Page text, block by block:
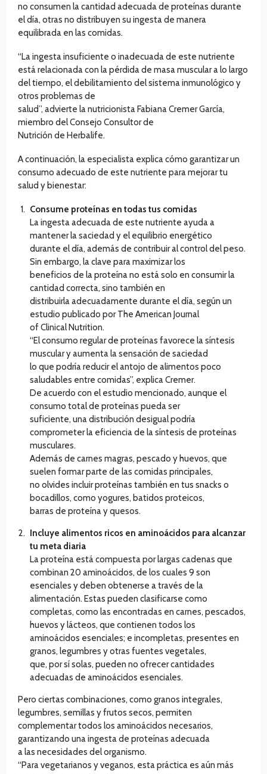
no consumen la cantidad adecuada de proteínas durante
el día, otras no distribuyen su ingesta de manera
equilibrada en las comidas.
“La ingesta insuficiente o inadecuada de este nutriente
está relacionada con la pérdida de masa muscular a lo largo
del tiempo, el debilitamiento del sistema inmunológico y
otros problemas de
salud”, advierte la nutricionista Fabiana Cremer García,
miembro del Consejo Consultor de
Nutrición de Herbalife.
A continuación, la especialista explica cómo garantizar un
consumo adecuado de este nutriente para mejorar tu
salud y bienestar:
Consume proteínas en todas tus comidas
La ingesta adecuada de este nutriente ayuda a
mantener la saciedad y el equilibrio energético
durante el día, además de contribuir al control del peso.
Sin embargo, la clave para maximizar los
beneficios de la proteína no está solo en consumir la
cantidad correcta, sino también en
distribuirla adecuadamente durante el día, según un
estudio publicado por The American Journal
of Clinical Nutrition.
“El consumo regular de proteínas favorece la síntesis
muscular y aumenta la sensación de saciedad
lo que podría reducir el antojo de alimentos poco
saludables entre comidas”, explica Cremer.
De acuerdo con el estudio mencionado, aunque el
consumo total de proteínas pueda ser
suficiente, una distribución desigual podría
comprometer la eficiencia de la síntesis de proteínas
musculares.
Además de carnes magras, pescado y huevos, que
suelen formar parte de las comidas principales,
no olvides incluir proteínas también en tus snacks o
bocadillos, como yogures, batidos proteicos,
barras de proteína y quesos.
Incluye alimentos ricos en aminoácidos para alcanzar
tu meta diaria
La proteína está compuesta por largas cadenas que
combinan 20 aminoácidos, de los cuales 9 son
esenciales y deben obtenerse a través de la
alimentación. Estas pueden clasificarse como
completas, como las encontradas en carnes, pescados,
huevos y lácteos, que contienen todos los
aminoácidos esenciales; e incompletas, presentes en
granos, legumbres y otras fuentes vegetales,
que, por sí solas, pueden no ofrecer cantidades
adecuadas de aminoácidos esenciales.
Pero ciertas combinaciones, como granos integrales,
legumbres, semillas y frutos secos, permiten
complementar todos los aminoácidos necesarios,
garantizando una ingesta de proteínas adecuada
a las necesidades del organismo.
“Para vegetarianos y veganos, esta práctica es aún más